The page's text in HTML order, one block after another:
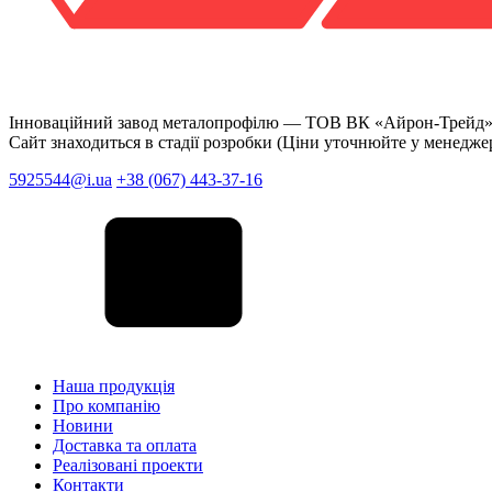
Інноваційний завод металопрофілю — ТОВ ВК «Айрон-Трейд»
Сайт знаходиться в стадії розробки (Ціни уточнюйте у
5925544@i.ua +38 (067) 443-37-16
Наша продукція
Про компанію
Новини
Доставка та оплата
Реалізовані проекти
Контакти